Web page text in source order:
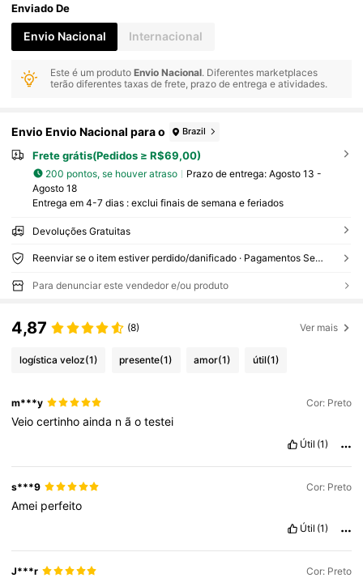
Enviado De
Envio Nacional Internacional
Este é um produtoEnvio Nacional. Diferentes marketplaces
terão diferentes taxas de frete, prazo de entrega e atividades.
Envio Envio Nacional para o Brazil
Frete grátis(Pedidos ≥ R$69,00)
200 pontos, se houver atraso Prazo de entrega: Agosto 13 -
Agosto 18
Entrega em 4-7 dias : exclui finais de semana e feriados
Devoluções Gratuitas
Reenviar se o item estiver perdido/danificado · Pagamentos Seguros · Proteção de privacidade
Para denunciar este vendedor e/ou produto
4,87 (8) Ver mais
logística veloz(1) presente(1) amor(1) útil(1)
m***y Cor: Preto
Veiocertinhoainda nãotestei
Útil (1)
s***9 Cor: Preto
Amei perfeito
Útil (1)
J***r Cor: Preto